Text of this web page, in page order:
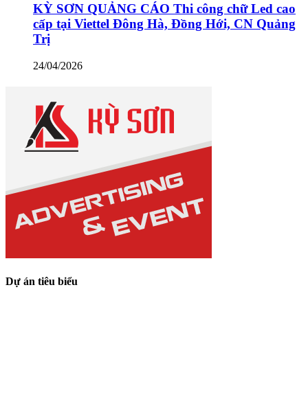
KỲ SƠN QUẢNG CÁO Thi công chữ Led cao
cấp tại Viettel Đông Hà, Đồng Hới, CN Quảng
Trị
24/04/2026
Dự án tiêu biểu